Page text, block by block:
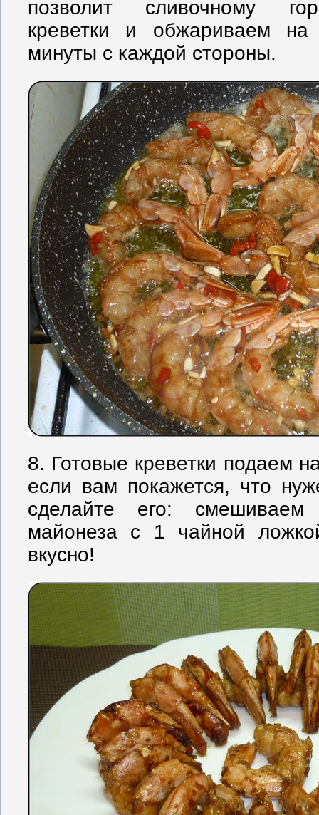
позволит сливочному
креветки и обжариваем
минуты с каждой стороны.
8. Готовые креветки подаем
если вам покажется, что
сделайте его:
майонеза с 1 чайной
вкусно!